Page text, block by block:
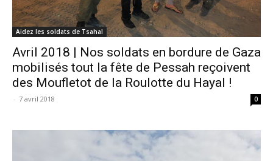
Aidez les soldats de Tsahal
Avril 2018 | Nos soldats en bordure de Gaza
mobilisés tout la fête de Pessah reçoivent
des Moufletot de la Roulotte du Hayal !
- 7 avril 2018 0